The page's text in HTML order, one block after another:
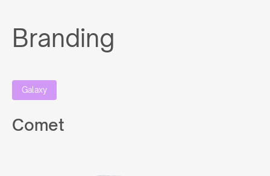
Branding
Galaxy
Comet